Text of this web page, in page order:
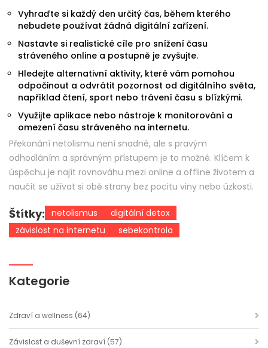
Vyhraďte si každý den určitý čas, během kterého
nebudete používat žádná digitální zařízení.
Nastavte si realistické cíle pro snížení času
stráveného online a postupně je zvyšujte.
Hledejte alternativní aktivity, které vám pomohou
odpočinout a odvrátit pozornost od digitálního světa,
například čtení, sport nebo trávení času s blízkými.
Využijte aplikace nebo nástroje k monitorování a
omezení času stráveného na internetu.
Překonání netolismu není snadné, ale s pravým
odhodláním a správným přístupem je to možné. Klíčem k
úspěchu je najít rovnováhu mezi online a offline životem a
naučit se užívat si obě strany bez pocitu viny nebo úzkosti.
Štítky: netolismus
digitální detox
závislost na internetu
sebekontrola
Kategorie
Zdraví a wellness (64)
Závislost a duševní zdraví (57)